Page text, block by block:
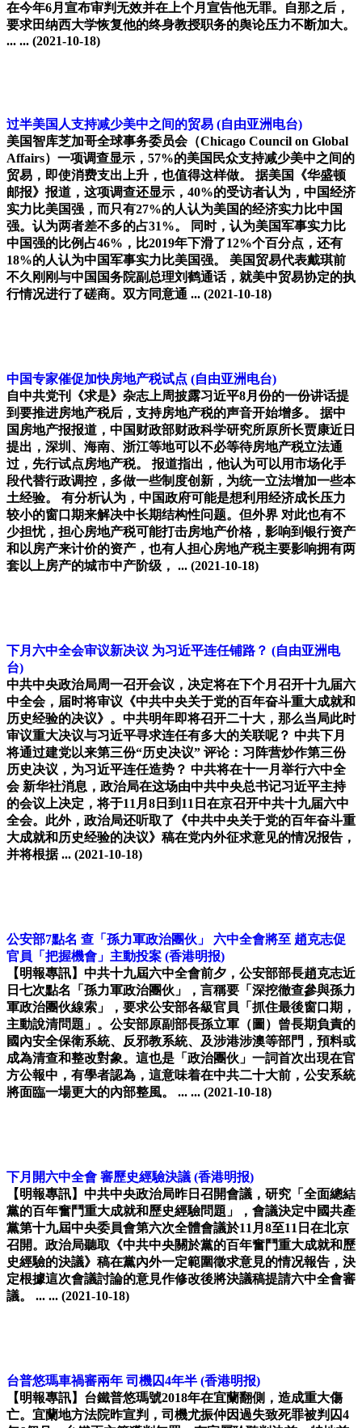
在今年6月宣布审判无效并在上个月宣告他无罪。自那之后，
要求田纳西大学恢复他的终身教授职务的舆论压力不断加大。
... ... (2021-10-18)
过半美国人支持减少美中之间的贸易 (自由亚洲电台)
美国智库芝加哥全球事务委员会（Chicago Council on Global
Affairs）一项调查显示，57%的美国民众支持减少美中之间的
贸易，即使消费支出上升，也值得这样做。 据美国《华盛顿
邮报》报道，这项调查还显示，40%的受访者认为，中国经济
实力比美国强，而只有27%的人认为美国的经济实力比中国
强。认为两者差不多的占31%。 同时，认为美国军事实力比
中国强的比例占46%，比2019年下滑了12%个百分点，还有
18%的人认为中国军事实力比美国强。 美国贸易代表戴琪前
不久刚刚与中国国务院副总理刘鹤通话，就美中贸易协定的执
行情况进行了磋商。双方同意通 ... (2021-10-18)
中国专家催促加快房地产税试点 (自由亚洲电台)
自中共党刊《求是》杂志上周披露习近平8月份的一份讲话提
到要推进房地产税后，支持房地产税的声音开始增多。 据中
国房地产报报道，中国财政部财政科学研究所原所长贾康近日
提出，深圳、海南、浙江等地可以不必等待房地产税立法通
过，先行试点房地产税。 报道指出，他认为可以用市场化手
段代替行政调控，多做一些制度创新，为统一立法增加一些本
土经验。 有分析认为，中国政府可能是想利用经济成长压力
较小的窗口期来解决中长期结构性问题。但外界 对此也有不
少担忧，担心房地产税可能打击房地产价格，影响到银行资产
和以房产来计价的资产，也有人担心房地产税主要影响拥有两
套以上房产的城市中产阶级， ... (2021-10-18)
下月六中全会审议新决议 为习近平连任铺路？ (自由亚洲电
台)
中共中央政治局周一召开会议，决定将在下个月召开十九届六
中全会，届时将审议《中共中央关于党的百年奋斗重大成就和
历史经验的决议》。中共明年即将召开二十大，那么当局此时
审议重大决议与习近平寻求连任有多大的关联呢？ 中共下月
将通过建党以来第三份“历史决议” 评论：习阵营炒作第三份
历史决议，为习近平连任造势？ 中共将在十一月举行六中全
会 新华社消息，政治局在这场由中共中央总书记习近平主持
的会议上决定，将于11月8日到11日在京召开中共十九届六中
全会。此外，政治局还听取了《中共中央关于党的百年奋斗重
大成就和历史经验的决议》稿在党内外征求意见的情况报告，
并将根据 ... (2021-10-18)
公安部7點名 查「孫力軍政治團伙」 六中全會將至 趙克志促
官員「把握機會」主動投案 (香港明报)
【明報專訊】中共十九屆六中全會前夕，公安部部長趙克志近
日七次點名「孫力軍政治團伙」，言稱要「深挖徹查參與孫力
軍政治團伙線索」，要求公安部各級官員「抓住最後窗口期，
主動說清問題」。公安部原副部長孫立軍（圖）曾長期負責的
國內安全保衛系統、反邪教系統、及涉港涉澳等部門，預料或
成為清查和整改對象。這也是「政治團伙」一詞首次出現在官
方公報中，有學者認為，這意味着在中共二十大前，公安系統
將面臨一場更大的內部整風。 ... ... (2021-10-18)
下月開六中全會 審歷史經驗決議 (香港明报)
【明報專訊】中共中央政治局昨日召開會議，研究「全面總結
黨的百年奮鬥重大成就和歷史經驗問題」，會議決定中國共產
黨第十九屆中央委員會第六次全體會議於11月8至11日在北京
召開。政治局聽取《中共中央關於黨的百年奮鬥重大成就和歷
史經驗的決議》稿在黨內外一定範圍徵求意見的情况報告，決
定根據這次會議討論的意見作修改後將決議稿提請六中全會審
議。 ... ... (2021-10-18)
台普悠瑪車禍審兩年 司機囚4年半 (香港明报)
【明報專訊】台鐵普悠瑪號2018年在宜蘭翻側，造成重大傷
亡。宜蘭地方法院昨宣判，司機尤振仲因過失致死罪被判囚4